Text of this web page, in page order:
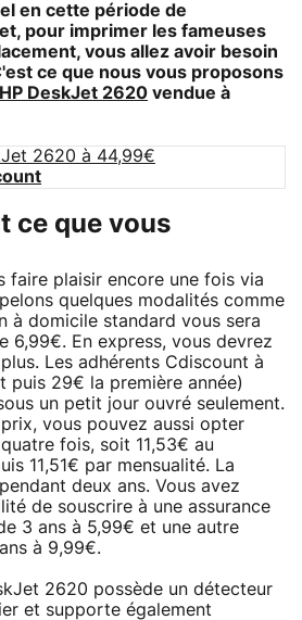
en cette période de
pour imprimer les fameuses
vous allez avoir besoin
ce que nous vous proposons
DeskJet 2620 vendue à
2620 à 44,99€
ce que vous
faire plaisir encore une fois via
quelques modalités comme
à domicile standard vous sera
6,99€. En express, vous devrez
Les adhérents Cdiscount à
puis 29€ la première année)
un petit jour ouvré seulement.
vous pouvez aussi opter
fois, soit 11,53€ au
11,51€ par mensualité. La
deux ans. Vous avez
de souscrire à une assurance
3 ans à 5,99€ et une autre
à 9,99€.
2620 possède un détecteur
et supporte également